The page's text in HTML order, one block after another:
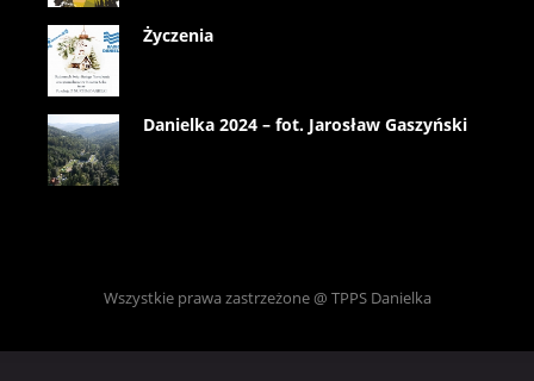
Życzenia
Danielka 2024 – fot. Jarosław Gaszyński
Wszystkie prawa zastrzeżone @ TPPS Danielka